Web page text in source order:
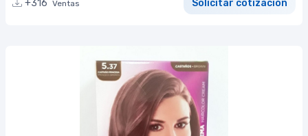
+316 Ventas Solicitar cotización